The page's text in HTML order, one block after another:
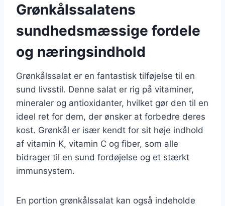
Grønkålssalatens
sundhedsmæssige fordele
og næringsindhold
Grønkålssalat er en fantastisk tilføjelse til en
sund livsstil. Denne salat er rig på vitaminer,
mineraler og antioxidanter, hvilket gør den til en
ideel ret for dem, der ønsker at forbedre deres
kost. Grønkål er især kendt for sit høje indhold
af vitamin K, vitamin C og fiber, som alle
bidrager til en sund fordøjelse og et stærkt
immunsystem.
En portion grønkålssalat kan også indeholde